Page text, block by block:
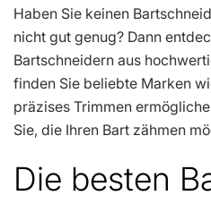
Haben Sie keinen
nicht gut genug? Dann
Bartschneidern aus
finden Sie beliebte Marken
präzises Trimmen
Sie, die Ihren Bart zähmen
Die besten